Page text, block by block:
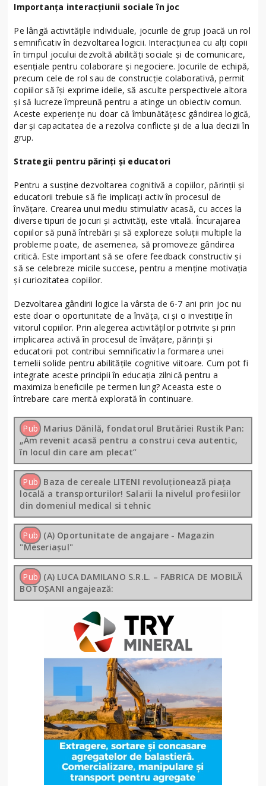
Importanța interacțiunii sociale în joc
Pe lângă activitățile individuale, jocurile de grup joacă un rol
semnificativ în dezvoltarea logicii. Interacțiunea cu alți copii
în timpul jocului dezvoltă abilități sociale și de comunicare,
esențiale pentru colaborare și negociere. Jocurile de echipă,
precum cele de rol sau de construcție colaborativă, permit
copiilor să își exprime ideile, să asculte perspectivele altora
și să lucreze împreună pentru a atinge un obiectiv comun.
Aceste experiențe nu doar că îmbunătățesc gândirea logică,
dar și capacitatea de a rezolva conflicte și de a lua decizii în
grup.
Strategii pentru părinți și educatori
Pentru a susține dezvoltarea cognitivă a copiilor, părinții și
educatorii trebuie să fie implicați activ în procesul de
învățare. Crearea unui mediu stimulativ acasă, cu acces la
diverse tipuri de jocuri și activități, este vitală. Încurajarea
copiilor să pună întrebări și să exploreze soluții multiple la
probleme poate, de asemenea, să promoveze gândirea
critică. Este important să se ofere feedback constructiv și
să se celebreze micile succese, pentru a menține motivația
și curiozitatea copiilor.
Dezvoltarea gândirii logice la vârsta de 6-7 ani prin joc nu
este doar o oportunitate de a învăța, ci și o investiție în
viitorul copiilor. Prin alegerea activităților potrivite și prin
implicarea activă în procesul de învățare, părinții și
educatorii pot contribui semnificativ la formarea unei
temelii solide pentru abilitățile cognitive viitoare. Cum pot fi
integrate aceste principii în educația zilnică pentru a
maximiza beneficiile pe termen lung? Aceasta este o
întrebare care merită explorată în continuare.
Pub Marius Dănilă, fondatorul Brutăriei Rustik Pan:
„Am revenit acasă pentru a construi ceva autentic,
în locul din care am plecat”
Pub Baza de cereale LITENI revoluționează piața
locală a transporturilor! Salarii la nivelul profesiilor
din domeniul medical si tehnic
Pub (A) Oportunitate de angajare - Magazin
"Meseriașul"
Pub (A) LUCA DAMILANO S.R.L. – FABRICA DE MOBILĂ
BOTOȘANI angajează: